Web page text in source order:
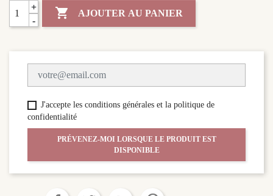
+
 AJOUTER AU PANIER
J'accepte les conditions générales et la politique de
confidentialité
PRÉVENEZ-MOI LORSQUE LE PRODUIT EST
DISPONIBLE